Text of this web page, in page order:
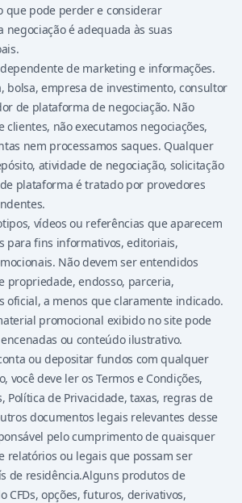
que pode perder e considerar
negociação é adequada às suas
de marketing e informações.
bolsa, empresa de investimento, consultor
de plataforma de negociação. Não
clientes, não executamos negociações,
nem processamos saques. Qualquer
atividade de negociação, solicitação
plataforma é tratado por provedores
vídeos ou referências que aparecem
para fins informativos, editoriais,
Não devem ser entendidos
propriedade, endosso, parceria,
oficial, a menos que claramente indicado.
promocional exibido no site pode
ou conteúdo ilustrativo.
ou depositar fundos com qualquer
você deve ler os Termos e Condições,
Política de Privacidade, taxas, regras de
documentos legais relevantes desse
pelo cumprimento de quaisquer
relatórios ou legais que possam ser
de residência.Alguns produtos de
CFDs, opções, futuros, derivativos,